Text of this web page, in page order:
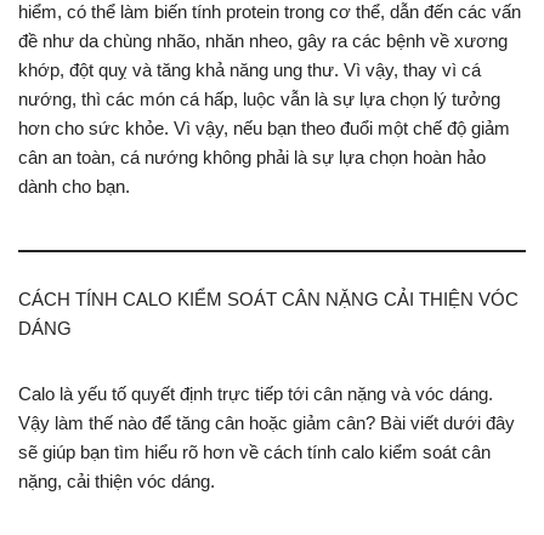
hiểm, có thể làm biến tính protein trong cơ thể, dẫn đến các vấn
đề như da chùng nhão, nhăn nheo, gây ra các bệnh về xương
khớp, đột quỵ và tăng khả năng ung thư. Vì vậy, thay vì cá
nướng, thì các món cá hấp, luộc vẫn là sự lựa chọn lý tưởng
hơn cho sức khỏe. Vì vậy, nếu bạn theo đuổi một chế độ giảm
cân an toàn, cá nướng không phải là sự lựa chọn hoàn hảo
dành cho bạn.
CÁCH TÍNH CALO KIỂM SOÁT CÂN NẶNG CẢI THIỆN VÓC
DÁNG
Calo là yếu tố quyết định trực tiếp tới cân nặng và vóc dáng.
Vậy làm thế nào để tăng cân hoặc giảm cân? Bài viết dưới đây
sẽ giúp bạn tìm hiểu rõ hơn về cách tính calo kiểm soát cân
nặng, cải thiện vóc dáng.